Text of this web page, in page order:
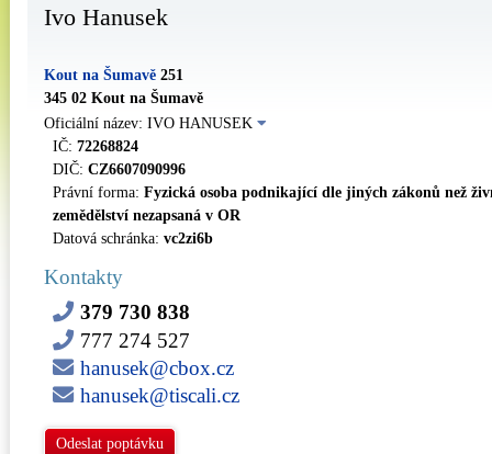
Ivo Hanusek
Kout na Šumavě 251
345 02 Kout na Šumavě
Oficiální název: IVO HANUSEK
IČ: 72268824
DIČ: CZ6607090996
Právní forma: Fyzická osoba podnikající dle jiných zákonů než
zemědělství nezapsaná v OR
Datová schránka: vc2zi6b
Kontakty
379 730 838
777 274 527
hanusek@cbox.cz
hanusek@tiscali.cz
Odeslat poptávku